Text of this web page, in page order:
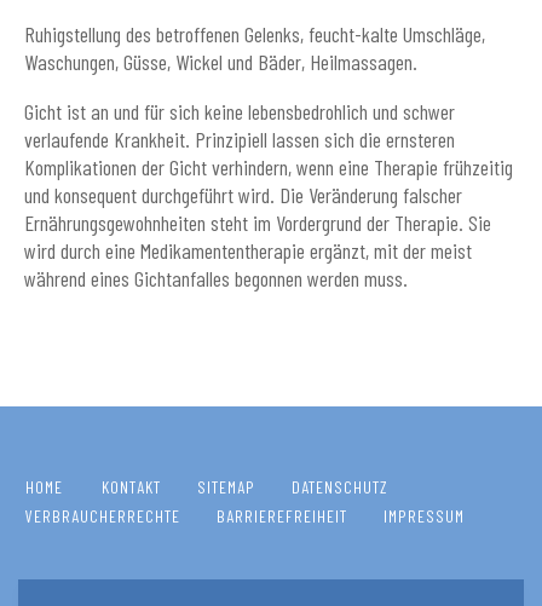
Ruhigstellung des betroffenen Gelenks, feucht-kalte Umschläge,
Waschungen, Güsse, Wickel und Bäder, Heilmassagen.
Gicht ist an und für sich keine lebensbedrohlich und schwer
verlaufende Krankheit. Prinzipiell lassen sich die ernsteren
Komplikationen der Gicht verhindern, wenn eine Therapie frühzeitig
und konsequent durchgeführt wird. Die Veränderung falscher
Ernährungsgewohnheiten steht im Vordergrund der Therapie. Sie
wird durch eine Medikamententherapie ergänzt, mit der meist
während eines Gichtanfalles begonnen werden muss.
HOME KONTAKT SITEMAP
DATENSCHUTZ
VERBRAUCHERRECHTE
BARRIEREFREIHEIT IMPRESSUM